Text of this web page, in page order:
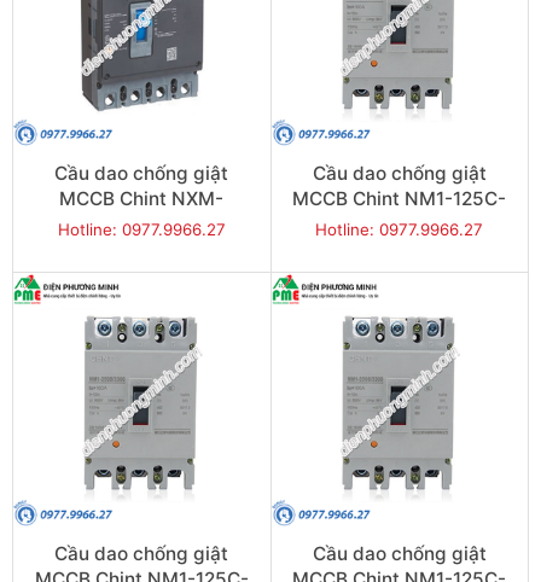
Cầu dao chống giật
MCCB Chint NXM-
1600S/4300-1600 50KA
Hotline: 0977.9966.27
Cầu dao chống giật
MCCB Chint NM1-125C-
40 20KA 3P
Hotline: 0977.9966.27
Cầu dao chống giật
Cầu dao chống giật